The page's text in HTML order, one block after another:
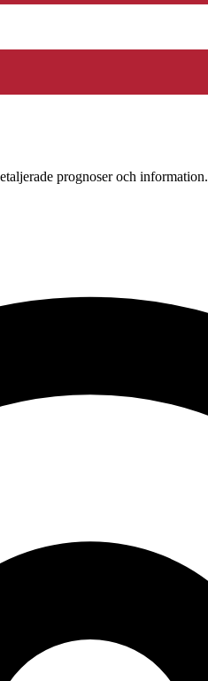
prognoser och information.